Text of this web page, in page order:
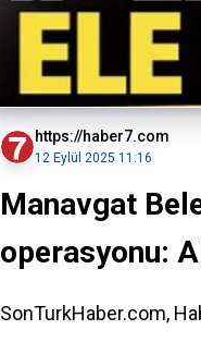
https://haber7.com
12 Eylül 2025 11:16
Manavgat
operasyonu:
SonTurkHaber.com,